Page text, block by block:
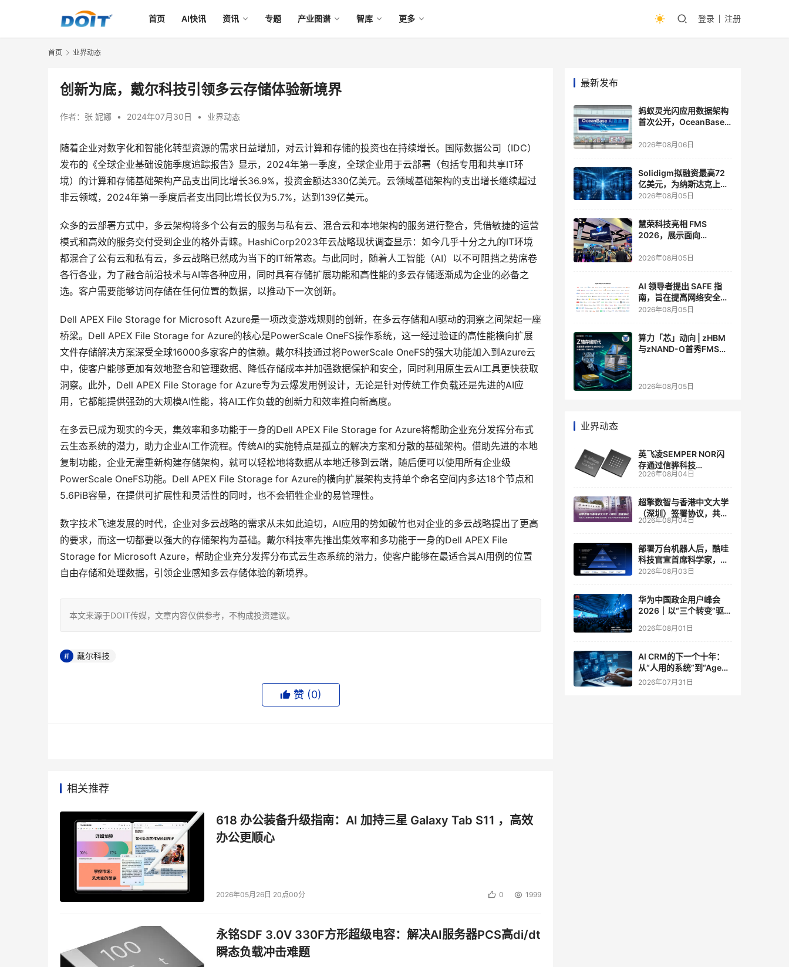
首页 AI快讯 资讯 专题 产业图谱 智库 更多 登录 注册
首页 业界动态
创新为底，戴尔科技引领多云存储体验新境界
作者： 张 妮娜 • 2024年07月30日 • 业界动态
随着企业对数字化和智能化转型资源的需求日益增加，对云计算和存储的投资也在持续增长。国际数据公司（IDC）
发布的《全球企业基础设施季度追踪报告》显示，2024年第一季度，全球企业用于云部署（包括专用和共享IT环
境）的计算和存储基础架构产品支出同比增长36.9%，投资金额达330亿美元。云领域基础架构的支出增长继续超过
非云领域，2024年第一季度后者支出同比增长仅为5.7%，达到139亿美元。
众多的云部署方式中，多云架构将多个公有云的服务与私有云、混合云和本地架构的服务进行整合，凭借敏捷的运营
模式和高效的服务交付受到企业的格外青睐。HashiCorp2023年云战略现状调查显示：如今几乎十分之九的IT环境
都混合了公有云和私有云，多云战略已然成为当下的IT新常态。与此同时，随着人工智能（AI）以不可阻挡之势席卷
各行各业，为了融合前沿技术与AI等各种应用，同时具有存储扩展功能和高性能的多云存储逐渐成为企业的必备之
选。客户需要能够访问存储在任何位置的数据，以推动下一次创新。
Dell APEX File Storage for Microsoft Azure是一项改变游戏规则的创新，在多云存储和AI驱动的洞察之间架起一座
桥梁。Dell APEX File Storage for Azure的核心是PowerScale OneFS操作系统，这一经过验证的高性能横向扩展
文件存储解决方案深受全球16000多家客户的信赖。戴尔科技通过将PowerScale OneFS的强大功能加入到Azure云
中，使客户能够更加有效地整合和管理数据、降低存储成本并加强数据保护和安全，同时利用原生云AI工具更快获取
洞察。此外，Dell APEX File Storage for Azure专为云爆发用例设计，无论是针对传统工作负载还是先进的AI应
用，它都能提供强劲的大规模AI性能，将AI工作负载的创新力和效率推向新高度。
在多云已成为现实的今天，集效率和多功能于一身的Dell APEX File Storage for Azure将帮助企业充分发挥分布式
云生态系统的潜力，助力企业AI工作流程。传统AI的实施特点是孤立的解决方案和分散的基础架构。借助先进的本地
复制功能，企业无需重新构建存储架构，就可以轻松地将数据从本地迁移到云端，随后便可以使用所有企业级
PowerScale OneFS功能。Dell APEX File Storage for Azure的横向扩展架构支持单个命名空间内多达18个节点和
5.6PiB容量，在提供可扩展性和灵活性的同时，也不会牺牲企业的易管理性。
数字技术飞速发展的时代，企业对多云战略的需求从未如此迫切，AI应用的势如破竹也对企业的多云战略提出了更高
的要求，而这一切都要以强大的存储架构为基础。戴尔科技率先推出集效率和多功能于一身的Dell APEX File
Storage for Microsoft Azure，帮助企业充分发挥分布式云生态系统的潜力，使客户能够在最适合其AI用例的位置
自由存储和处理数据，引领企业感知多云存储体验的新境界。
本文来源于DOIT传媒，文章内容仅供参考，不构成投资建议。
戴尔科技
赞 (0)
相关推荐
618 办公装备升级指南：AI 加持三星 Galaxy Tab S11 ，高效
办公更顺心
2026年05月26日 20点00分 0 1999
永铭SDF 3.0V 330F方形超级电容：解决AI服务器PCS高di/dt
瞬态负载冲击难题
最新发布
蚂蚁灵光闪应用数据架构
首次公开，OceanBase
2026年08月06日
Solidigm拟融资最高72
亿美元，为纳斯达克上市
做准备
2026年08月05日
慧荣科技亮相 FMS
2026，展示面向
存储方案
2026年08月05日
AI 领导者提出 SAFE 指
南，旨在提高网络安全透
明度
2026年08月05日
算力「芯」动向 | zHBM
与zNAND-O首秀FMS
个维度，z轴算盘的魅力
2026年08月05日
业界动态
英飞凌SEMPER NOR闪
存通过信骅科技
AST2700 BMC认证，全
管理
2026年08月04日
超擎数智与香港中文大学
（深圳）签署协议，共建
人工智能和边缘计算联合
2026年08月04日
部署万台机器人后，酷哇
科技官宣首席科学家，要
让世界模型交付生产力
2026年08月03日
华为中国政企用户峰会
2026｜以“三个转变”驱动
2026年08月01日
AI CRM的下一个十年：
从“人用的系统”到“Agent
调用的底座”
2026年07月31日